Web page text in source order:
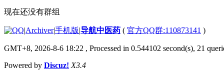
现在还没有群组
|Archiver|手机版|导航中医药 ( 官方QQ群:110873141 )
GMT+8, 2026-8-6 18:22 , Processed in 0.544102 second(s), 21
Powered by Discuz! X3.4